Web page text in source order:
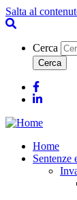
Salta al
Cerca
Facebook
Linkedin
Home
Sentenze